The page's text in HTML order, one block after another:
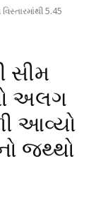
5.45
સીમ
અલગ
આવ્યો
જથ્થો